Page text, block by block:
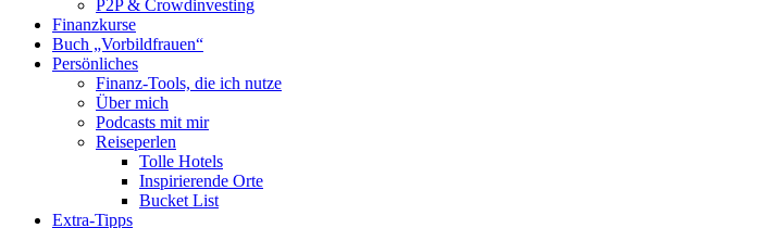
P2P & Crowdinvesting
Finanzkurse
Buch „Vorbildfrauen“
Persönliches
Finanz-Tools, die ich nutze
Über mich
Podcasts mit mir
Reiseperlen
Tolle Hotels
Inspirierende Orte
Bucket List
Extra-Tipps